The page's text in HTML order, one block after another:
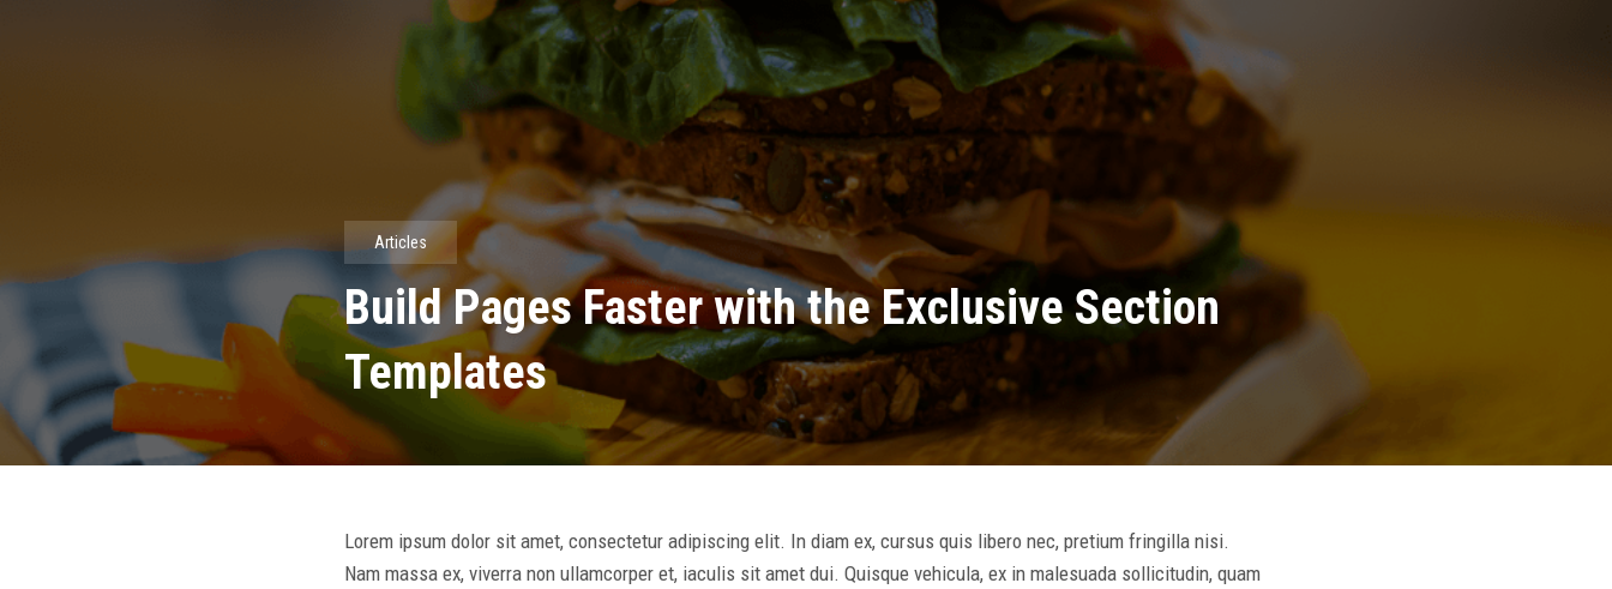
Articles
Build Pages Faster with the Exclusive Section
Templates
Lorem ipsum dolor sit amet, consectetur adipiscing elit. In diam ex, cursus quis libero nec, pretium fringilla nisi.
Nam massa ex, viverra non ullamcorper et, iaculis sit amet dui. Quisque vehicula, ex in malesuada sollicitudin, quam